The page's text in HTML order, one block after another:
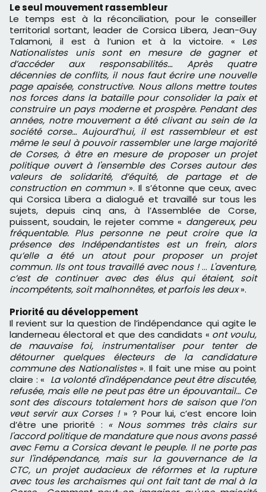
Le seul mouvement rassembleur
Le temps est à la réconciliation, pour le conseiller
territorial sortant, leader de Corsica Libera, Jean-Guy
Talamoni, il est à l’union et à la victoire. « Les
Nationalistes unis sont en mesure de gagner et
d’accéder aux responsabilités… Après quatre
décennies de conflits, il nous faut écrire une nouvelle
page apaisée, constructive. Nous allons mettre toutes
nos forces dans la bataille pour consolider la paix et
construire un pays moderne et prospère. Pendant des
années, notre mouvement a été clivant au sein de la
société corse… Aujourd’hui, il est rassembleur et est
même le seul à pouvoir rassembler une large majorité
de Corses, à être en mesure de proposer un projet
politique ouvert à l'ensemble des Corses autour des
valeurs de solidarité, d’équité, de partage et de
construction en commun ». Il s’étonne que ceux, avec
qui Corsica Libera a dialogué et travaillé sur tous les
sujets, depuis cinq ans, à l’Assemblée de Corse,
puissent, soudain, le rejeter comme « dangereux, peu
fréquentable. Plus personne ne peut croire que la
présence des Indépendantistes est un frein, alors
qu’elle a été un atout pour proposer un projet
commun. Ils ont tous travaillé avec nous !… L'aventure,
c’est de continuer avec des élus qui étaient, soit
incompétents, soit malhonnêtes, et parfois les deux».
Priorité au développement
Il revient sur la question de l’indépendance qui agite le
landerneau électoral et que des candidats « ont voulu,
de mauvaise foi, instrumentaliser pour tenter de
détourner quelques électeurs de la candidature
commune des Nationalistes ». Il fait une mise au point
claire : « La volonté d'indépendance peut être discutée,
refusée, mais elle ne peut pas être un épouvantail… Ce
sont des discours totalement hors de saison que l’on
veut servir aux Corses !» ? Pour lui, c’est encore loin
d’être une priorité : « Nous sommes très clairs sur
l'accord politique de mandature que nous avons passé
avec Femu a Corsica devant le peuple. Il ne porte pas
sur l'indépendance, mais sur la gouvernance de la
CTC, un projet audacieux de réformes et la rupture
avec tous les archaïsmes qui ont fait tant de mal à la